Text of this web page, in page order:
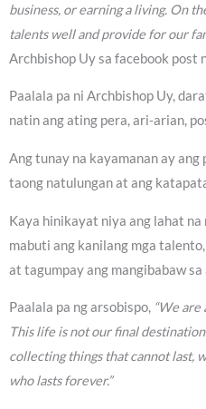
business, or earning a living. On
talents well and provide for our
Archbishop Uy sa facebook post
Paalala pa ni Archbishop Uy,
natin ang ating pera, ari-arian,
Ang tunay na kayamanan ay ang
taong natulungan at ang
Kaya hinikayat niya ang lahat
mabuti ang kanilang mga
at tagumpay ang mangibabaw sa
Paalala pa ng arsobispo, “We
This life is not our final
collecting things that cannot last,
who lasts forever.”